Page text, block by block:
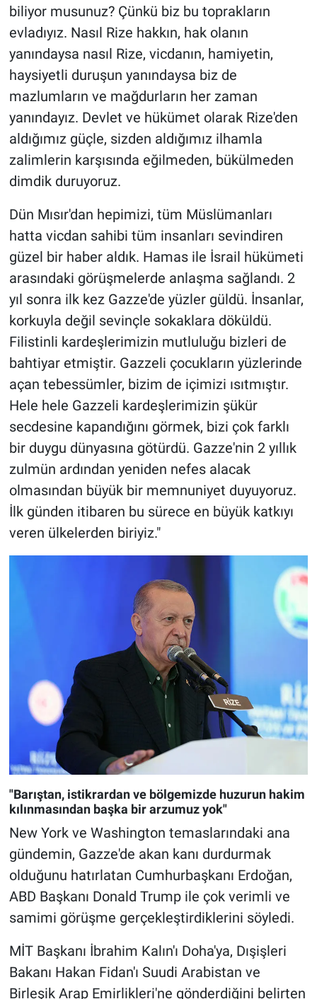
biliyor musunuz? Çünkü biz bu toprakların
evladıyız. Nasıl Rize hakkın, hak olanın
yanındaysa nasıl Rize, vicdanın, hamiyetin,
haysiyetli duruşun yanındaysa biz de
mazlumların ve mağdurların her zaman
yanındayız. Devlet ve hükümet olarak Rize'den
aldığımız güçle, sizden aldığımız ilhamla
zalimlerin karşısında eğilmeden, bükülmeden
dimdik duruyoruz.
Dün Mısır'dan hepimizi, tüm Müslümanları
hatta vicdan sahibi tüm insanları sevindiren
güzel bir haber aldık. Hamas ile İsrail hükümeti
arasındaki görüşmelerde anlaşma sağlandı. 2
yıl sonra ilk kez Gazze'de yüzler güldü. İnsanlar,
korkuyla değil sevinçle sokaklara döküldü.
Filistinli kardeşlerimizin mutluluğu bizleri de
bahtiyar etmiştir. Gazzeli çocukların yüzlerinde
açan tebessümler, bizim de içimizi ısıtmıştır.
Hele hele Gazzeli kardeşlerimizin şükür
secdesine kapandığını görmek, bizi çok farklı
bir duygu dünyasına götürdü. Gazze'nin 2 yıllık
zulmün ardından yeniden nefes alacak
olmasından büyük bir memnuniyet duyuyoruz.
İlk günden itibaren bu sürece en büyük katkıyı
veren ülkelerden biriyiz."
"Barıştan, istikrardan ve bölgemizde huzurun hakim
kılınmasından başka bir arzumuz yok"
New York ve Washington temaslarındaki ana
gündemin, Gazze'de akan kanı durdurmak
olduğunu hatırlatan Cumhurbaşkanı Erdoğan,
ABD Başkanı Donald Trump ile çok verimli ve
samimi görüşme gerçekleştirdiklerini söyledi.
MİT Başkanı İbrahim Kalın'ı Doha'ya, Dışişleri
Bakanı Hakan Fidan'ı Suudi Arabistan ve
Birleşik Arap Emirlikleri'ne gönderdiğini belirten